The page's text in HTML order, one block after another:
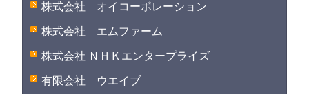
株式会社 オイコーポレーション
株式会社 エムファーム
株式会社 ＮＨＫエンタープライズ
有限会社 ウエイブ